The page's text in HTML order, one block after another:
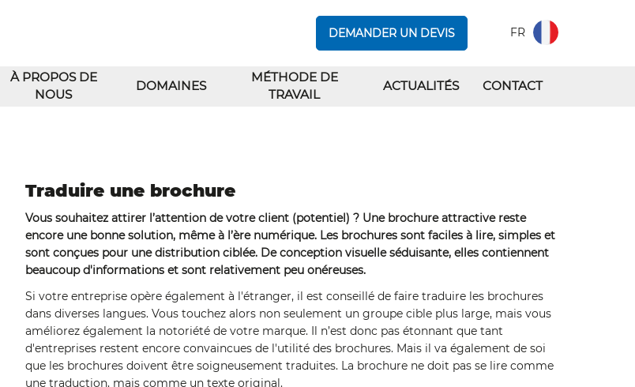
DEMANDER UN DEVIS FR
À PROPOS DE
NOUS
DOMAINES
MÉTHODE DE
TRAVAIL
ACTUALITÉS CONTACT
Traduire une brochure
Vous souhaitez attirer l’attention de votre client (potentiel) ? Une brochure attractive reste
encore une bonne solution, même à l’ère numérique. Les brochures sont faciles à lire, simples et
sont conçues pour une distribution ciblée. De conception visuelle séduisante, elles contiennent
beaucoup d'informations et sont relativement peu onéreuses.
Si votre entreprise opère également à l'étranger, il est conseillé de faire traduire les brochures
dans diverses langues. Vous touchez alors non seulement un groupe cible plus large, mais vous
améliorez également la notoriété de votre marque. Il n’est donc pas étonnant que tant
d'entreprises restent encore convaincues de l'utilité des brochures. Mais il va également de soi
que les brochures doivent être soigneusement traduites. La brochure ne doit pas se lire comme
une traduction, mais comme un texte original.